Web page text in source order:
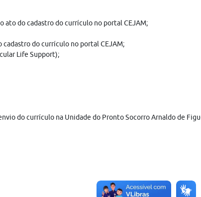
ato do cadastro do currículo no portal CEJAM;
cadastro do currículo no portal CEJAM;
Life Support);
do currículo na Unidade do Pronto Socorro Arnaldo de